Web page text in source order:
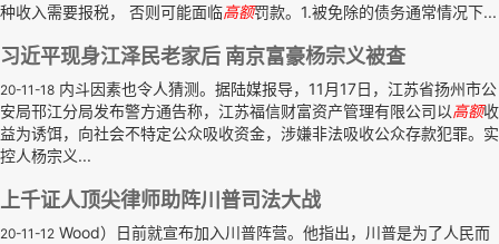
种收入需要报税， 否则可能面临高额罚款。1.被免除的债务通常情况下...
习近平现身江泽民老家后 南京富豪杨宗义被查
20-11-18 内斗因素也令人猜测。据陆媒报导，11月17日，江苏省扬州市公
安局邗江分局发布警方通告称，江苏福信财富资产管理有限公司以高额收
益为诱饵，向社会不特定公众吸收资金，涉嫌非法吸收公众存款犯罪。实
控人杨宗义...
上千证人顶尖律师助阵川普司法大战
20-11-12 Wood）日前就宣布加入川普阵营。他指出，川普是为了人民而